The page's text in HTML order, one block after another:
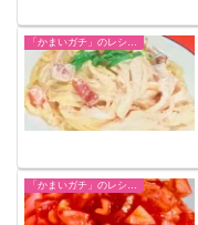
「かまいガチ」のレシピまとめ